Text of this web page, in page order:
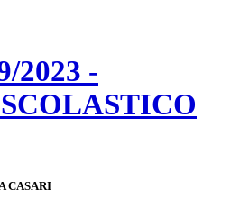
2023 -
CASARI